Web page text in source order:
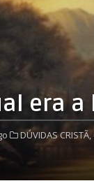
era
DÚVIDAS CRISTÃ,